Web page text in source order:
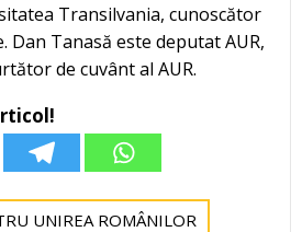
Transilvania, cunoscător
Dan Tanasă este deputat AUR,
de cuvânt al AUR.
UNIREA ROMÂNILOR